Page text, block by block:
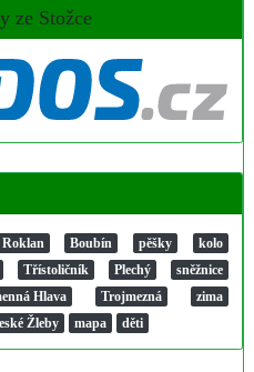
ze Stožce
Roklan Boubín pěšky
kolo
Třístoličník Plechý
sněžnice
Hlava Trojmezná
zima
Žleby mapa děti